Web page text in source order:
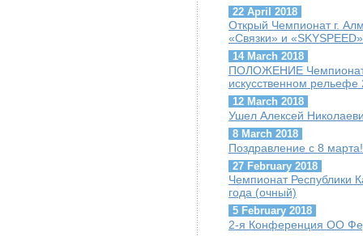
22 April 2018
Открый Чемпионат г.
«Связки» и «SKYSPEED»
14 March 2018
ПОЛОЖЕНИЕ
искусственном рельефе
12 March 2018
Ушел Алексей
8 March 2018
Поздравление с 8 марта!
27 February 2018
Чемпионат Республики
года (очный)
5 February 2018
2-я Конференция ОО